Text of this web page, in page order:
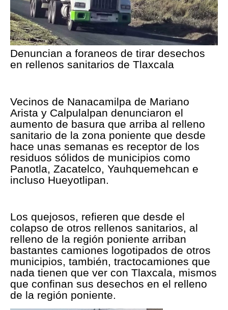
Denuncian a foraneos de tirar desechos
en rellenos sanitarios de Tlaxcala
Vecinos de Nanacamilpa de Mariano
Arista y Calpulalpan denunciaron el
aumento de basura que arriba al relleno
sanitario de la zona poniente que desde
hace unas semanas es receptor de los
residuos sólidos de municipios como
Panotla, Zacatelco, Yauhquemehcan e
incluso Hueyotlipan.
Los quejosos, refieren que desde el
colapso de otros rellenos sanitarios, al
relleno de la región poniente arriban
bastantes camiones logotipados de otros
municipios, también, tractocamiones que
nada tienen que ver con Tlaxcala, mismos
que confinan sus desechos en el relleno
de la región poniente.